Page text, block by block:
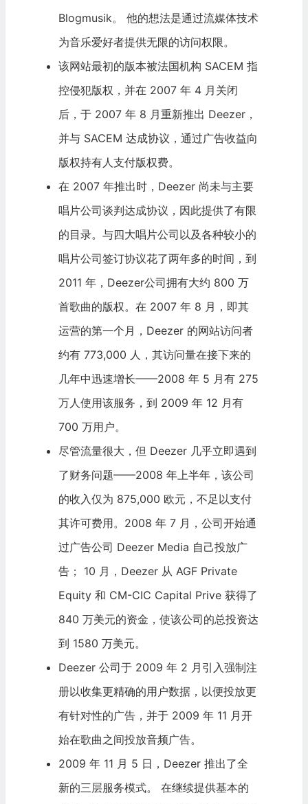
Blogmusik。 他的想法是通过流媒体技术
为音乐爱好者提供无限的访问权限。
该网站最初的版本被法国机构 SACEM 指
控侵犯版权，并在 2007 年 4 月关闭
后，于 2007 年 8 月重新推出 Deezer，
并与 SACEM 达成协议，通过广告收益向
版权持有人支付版权费。
在 2007 年推出时，Deezer 尚未与主要
唱片公司谈判达成协议，因此提供了有限
的目录。与四大唱片公司以及各种较小的
唱片公司签订协议花了两年多的时间，到
2011 年，Deezer公司拥有大约 800 万
首歌曲的版权。在 2007 年 8 月，即其
运营的第一个月，Deezer 的网站访问者
约有 773,000 人，其访问量在接下来的
几年中迅速增长——2008 年 5 月有 275
万人使用该服务，到 2009 年 12 月有
700 万用户。
尽管流量很大，但 Deezer 几乎立即遇到
了财务问题——2008 年上半年，该公司
的收入仅为 875,000 欧元，不足以支付
其许可费用。2008 年 7 月，公司开始通
过广告公司 Deezer Media 自己投放广
告； 10 月，Deezer 从 AGF Private
Equity 和 CM-CIC Capital Prive 获得了
840 万美元的资金，使该公司的总投资达
到 1580 万美元。
Deezer 公司于 2009 年 2 月引入强制注
册以收集更精确的用户数据，以便投放更
有针对性的广告，并于 2009 年 11 月开
始在歌曲之间投放音频广告。
2009 年 11 月 5 日，Deezer 推出了全
新的三层服务模式。 在继续提供基本的